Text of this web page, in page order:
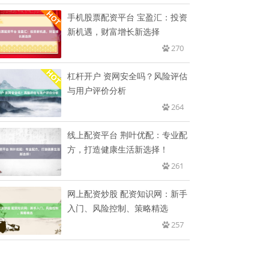
手机股票配资平台 宝盈汇：投资
新机遇，财富增长新选择
270
杠杆开户 资网安全吗？风险评估
与用户评价分析
264
线上配资平台 荆叶优配：专业配
方，打造健康生活新选择！
261
网上配资炒股 配资知识网：新手
入门、风险控制、策略精选
257